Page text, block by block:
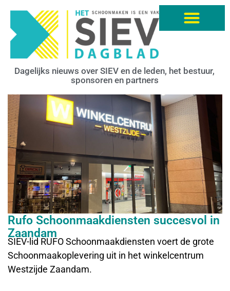
Dagelijks nieuws over SIEV en de leden, het bestuur,
sponsoren en partners
Rufo Schoonmaakdiensten succesvol in
Zaandam
SIEV-lid RUFO Schoonmaakdiensten voert de grote
Schoonmaakoplevering uit in het winkelcentrum
Westzijde Zaandam.